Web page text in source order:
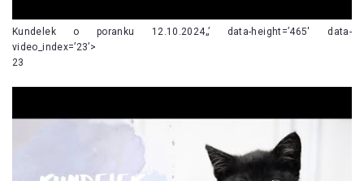
Kundelek o poranku 12.10.2024„’ data-height=’465′ data-
video_index=’23’>
23